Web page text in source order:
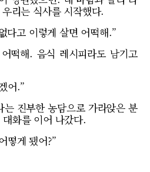
리는 식사를 시작했다.
다고 이렇게 살면 어떡해.”
떡해. 음식 레시피라도 남기고
어.”
진부한 농담으로 가라앉은 분
화를 이어 나갔다.
떻게 됐어?”